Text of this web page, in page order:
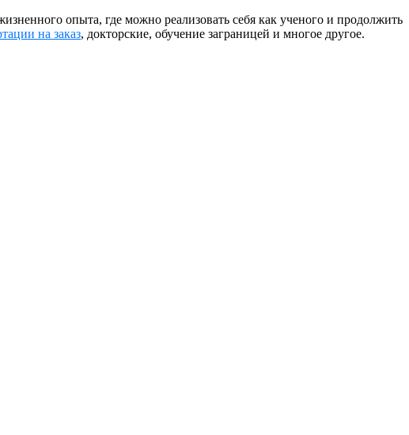
опыта, где можно реализовать себя как ученого и продолжить
на заказ, докторские, обучение заграницей и многое другое.